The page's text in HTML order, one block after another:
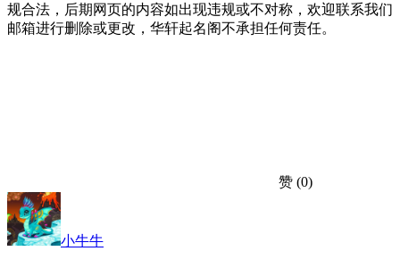
规合法，后期网页的内容如出现违规或不对称，欢迎联系我们
邮箱进行删除或更改，华轩起名阁不承担任何责任。
赞 (0)
小牛牛